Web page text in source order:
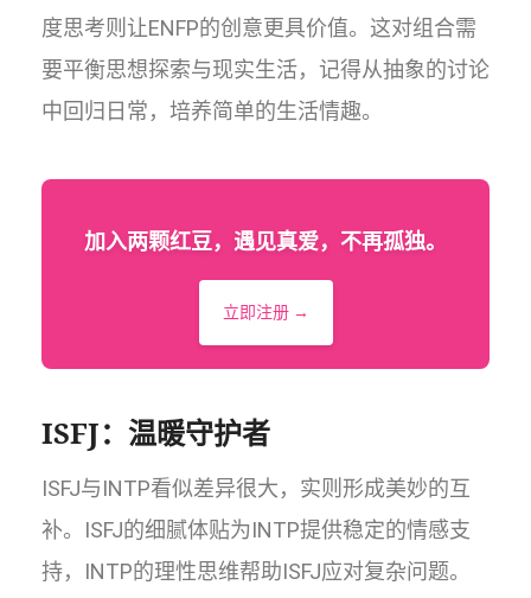
度思考则让ENFP的创意更具价值。这对组合需
要平衡思想探索与现实生活，记得从抽象的讨论
中回归日常，培养简单的生活情趣。
加入两颗红豆，遇见真爱，不再孤独。
立即注册 →
ISFJ：温暖守护者
ISFJ与INTP看似差异很大，实则形成美妙的互
补。ISFJ的细腻体贴为INTP提供稳定的情感支
持，INTP的理性思维帮助ISFJ应对复杂问题。